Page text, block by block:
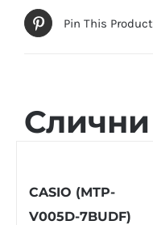
Pin This Product
CASIO (MTP-
V005D-7BUDF)